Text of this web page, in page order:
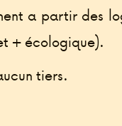
a partir des
+ écologique).
tiers.